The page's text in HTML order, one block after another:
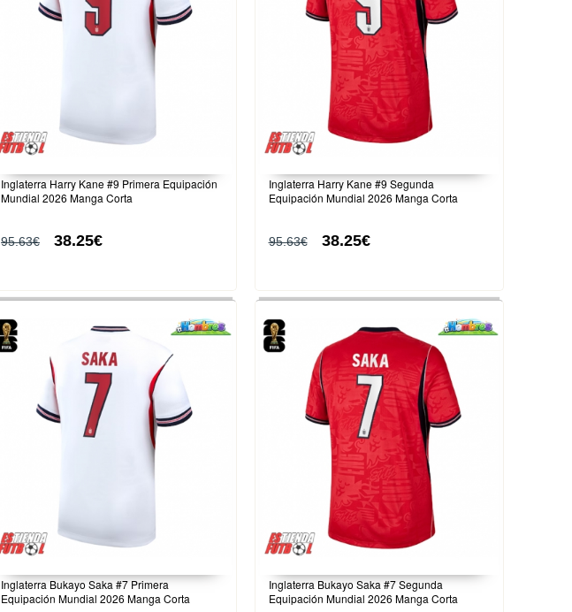
Inglaterra Harry Kane #9 Primera Equipación
Mundial 2026 Manga Corta
95.63€ 38.25€
Inglaterra Harry Kane #9 Segunda
Equipación Mundial 2026 Manga Corta
95.63€ 38.25€
Inglaterra Bukayo Saka #7 Primera
Equipación Mundial 2026 Manga Corta
Inglaterra Bukayo Saka #7 Segunda
Equipación Mundial 2026 Manga Corta